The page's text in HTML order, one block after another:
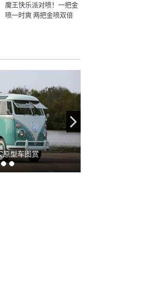
魔王快乐派对喷！一把金
喷一时爽 两把金喷双倍
98K一发入魂！国内美少女绝地求生